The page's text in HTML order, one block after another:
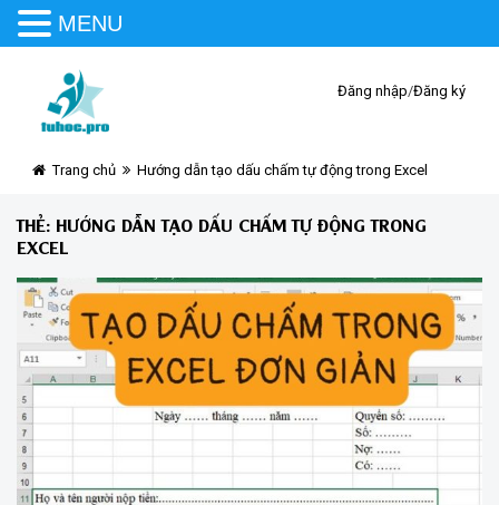
Đăng nhập/Đăng ký
Trang chủ Hướng dẫn tạo dấu chấm tự động trong Excel
THẺ: HƯỚNG DẪN TẠO DẤU CHẤM TỰ ĐỘNG TRONG
EXCEL
MENU